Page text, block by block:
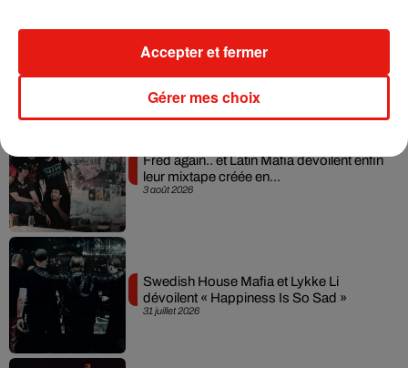
dimension avec son premier...
3 août 2026
Fred again.. et Latin Mafia dévoilent enfin
leur mixtape créée en...
31 juillet 2026
Swedish House Mafia et Lykke Li
dévoilent « Happiness Is So Sad »
Gérer mes choix
Accepter et fermer